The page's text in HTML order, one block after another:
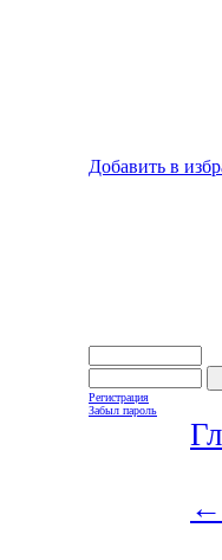
Добавить в
Регистрация
Забыл пароль
←